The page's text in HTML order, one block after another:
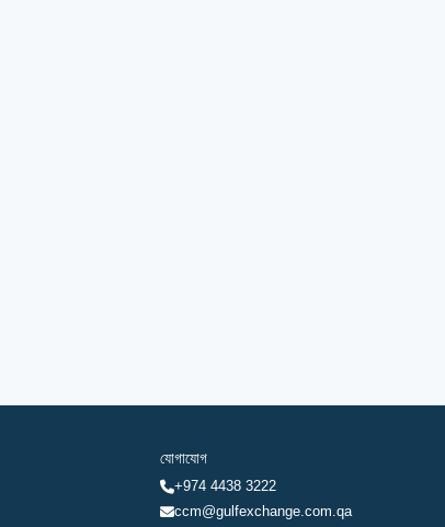
যোগাযোগ
+974 4438 3222
ccm@gulfexchange.com.qa